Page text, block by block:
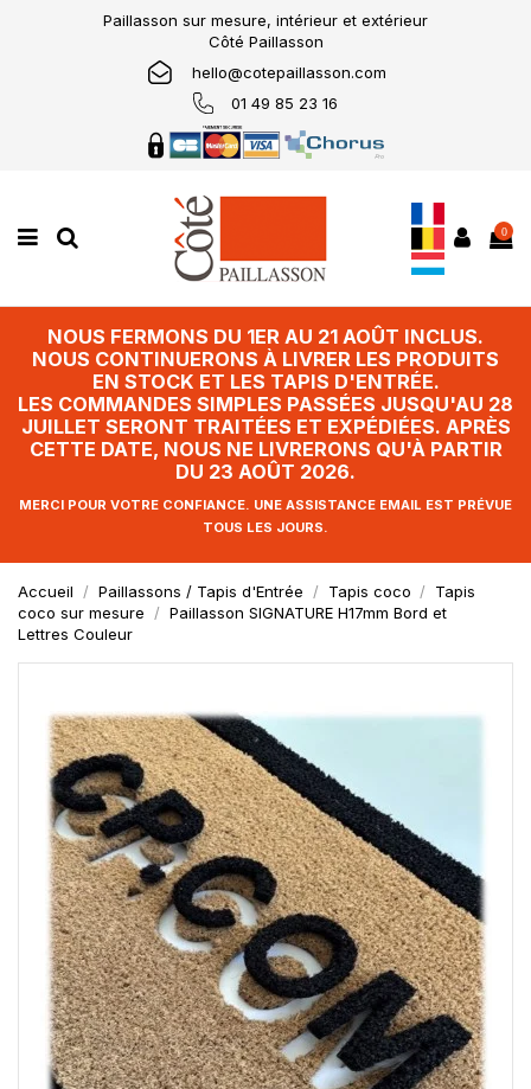
Paillasson sur mesure, intérieur et extérieur
Côté Paillasson
hello@cotepaillasson.com
01 49 85 23 16
0
NOUS FERMONS DU 1ER AU 21 AOÛT INCLUS.
NOUS CONTINUERONS À LIVRER LES PRODUITS
EN STOCK ET LES TAPIS D'ENTRÉE.
LES COMMANDES SIMPLES PASSÉES JUSQU'AU 28
JUILLET SERONT TRAITÉES ET EXPÉDIÉES. APRÈS
CETTE DATE, NOUS NE LIVRERONS QU'À PARTIR
DU 23 AOÛT 2026.
MERCI POUR VOTRE CONFIANCE. UNE ASSISTANCE EMAIL EST PRÉVUE
TOUS LES JOURS.
Accueil Paillassons / Tapis d'Entrée Tapis coco
Tapis
coco sur mesure
Paillasson SIGNATURE H17mm Bord et
Lettres Couleur